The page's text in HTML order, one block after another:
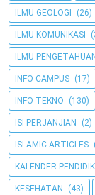
ILMU GEOLOGI (26)
ILMU KOMUNIKASI
ILMU
INFO CAMPUS (17)
INFO TEKNO (130)
ISI PERJANJIAN (2)
ISLAMIC ARTICLES
KALENDER
KESEHATAN (43)